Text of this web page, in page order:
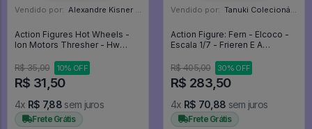
Vendido por: Alexandre Kisner - PR
Action Figures Hot Wheels -
Ion Motors Thresher - Hw
Furious Spy Racers - Velozes
E Furiosos
R$ 35,00 10% OFF
R$ 31,50
4x R$ 7,88 sem juros
Frete Grátis
Vendido por: Tanuki Colecionáveis - SP
Action Figure: Fern - Elcoco -
Escala 1/7 - Frieren E A
R$ 405,00
30% OFF
R$ 283,50
4x R$ 70,88 sem juros
Frete Grátis